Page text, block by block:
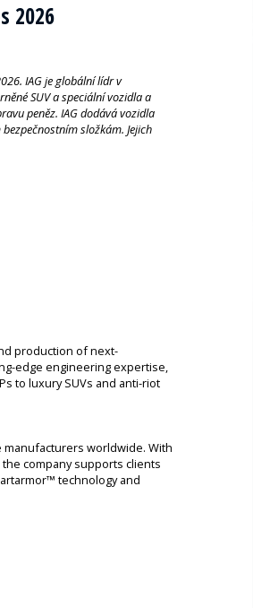
2026
IAG je globální lídr v
SUV a speciální vozidla a
peněz. IAG dodává vozidla
složkám. Jejich
production of next-
edge engineering expertise,
to luxury SUVs and anti-riot
manufacturers worldwide. With
the company supports clients
technology and